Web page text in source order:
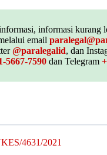
informasi kurang
email
@paralegalid, dan
5667-7590dan Telegram
4631/2021